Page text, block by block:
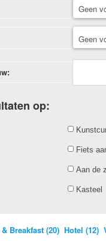
op:
Fiets
Aan de
Kasteel
Breakfast (20) Hotel (12)